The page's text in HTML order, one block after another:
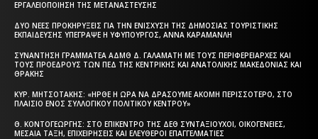
ΕΡΓΑΛΕΙΟΠΟΊΗΣΗ ΤΗΣ ΜΕΤΑΝΆΣΤΕΥΣΗΣ
ΔΎΟ ΝΈΕΣ ΠΡΟΚΗΡΎΞΕΙΣ ΓΙΑ ΤΗΝ ΕΝΊΣΧΥΣΗ ΤΗΣ ΔΗΜΌΣΙΑΣ ΤΟΥΡΙΣΤΙΚΉΣ
ΕΚΠΑΊΔΕΥΣΗΣ ΥΠΈΓΡΑΨΕ Η ΥΦΥΠΟΥΡΓΌΣ, ΆΝΝΑ ΚΑΡΑΜΑΝΛΉ
ΣΥΝΆΝΤΗΣΗ ΓΡΑΜΜΑΤΈΑ ΑΔΜΘ Δ. ΓΑΛΑΜΆΤΗ ΜΕ ΤΟΥΣ ΠΕΡΙΦΕΡΕΙΆΡΧΕΣ ΚΑΙ
ΤΟΥΣ ΠΡΟΈΔΡΟΥΣ ΤΩΝ ΠΕΔ ΤΗΣ ΚΕΝΤΡΙΚΉΣ ΚΑΙ ΑΝΑΤΟΛΙΚΉΣ ΜΑΚΕΔΟΝΊΑΣ ΚΑΙ
ΘΡΆΚΗΣ
ΚΥΡ. ΜΗΤΣΟΤΆΚΗΣ: «ΉΡΘΕ Η ΏΡΑ ΝΑ ΔΡΆΣΟΥΜΕ ΑΚΌΜΗ ΠΕΡΙΣΣΌΤΕΡΟ, ΣΤΟ
ΠΛΑΊΣΙΟ ΕΝΌΣ ΣΥΛΛΟΓΙΚΟΎ ΠΟΛΙΤΙΚΟΎ ΚΈΝΤΡΟΥ»
Θ. ΚΟΝΤΟΓΕΏΡΓΗΣ: ΣΤΟ ΕΠΊΚΕΝΤΡΟ ΤΗΣ ΔΕΘ ΣΥΝΤΑΞΙΟΎΧΟΙ, ΟΙΚΟΓΈΝΕΙΕΣ,
ΜΕΣΑΊΑ ΤΆΞΗ, ΕΠΙΧΕΙΡΉΣΕΙΣ ΚΑΙ ΕΛΕΎΘΕΡΟΙ ΕΠΑΓΓΕΛΜΑΤΊΕΣ